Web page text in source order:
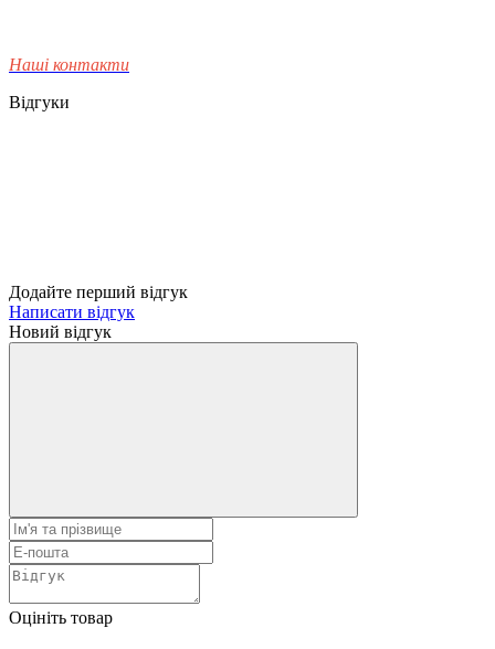
Наші контакти
Відгуки
Додайте перший відгук
Написати відгук
Новий відгук
Оцініть товар